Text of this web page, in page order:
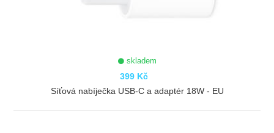
skladem
399 Kč
Síťová nabíječka USB-C a adaptér 18W - EU